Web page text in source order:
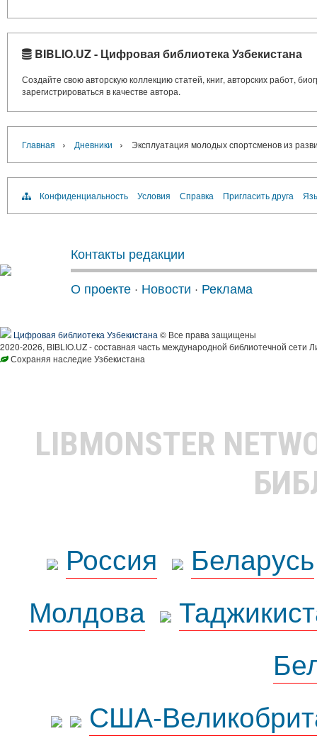
BIBLIO.UZ - Цифровая библиотека Узбекистана
Создайте свою авторскую коллекцию статей, книг, авторских работ,
зарегистрироваться в качестве автора.
Главная › Дневники › Эксплуатация молодых спортсменов из
Конфиденциальность Условия Справка Пригласить друга
Контакты редакции
О проекте · Новости · Реклама
Цифровая библиотека Узбекистана © Все права защищены
2020-2026, BIBLIO.UZ - составная часть международной библиотечной сети
Сохраняя наследие Узбекистана
LIBMONSTER
Россия
Беларусь
Молдова
США-